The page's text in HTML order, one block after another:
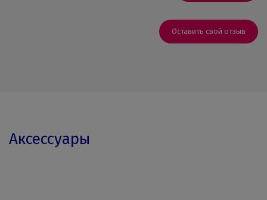
Оставить свой отзыв
Аксессуары